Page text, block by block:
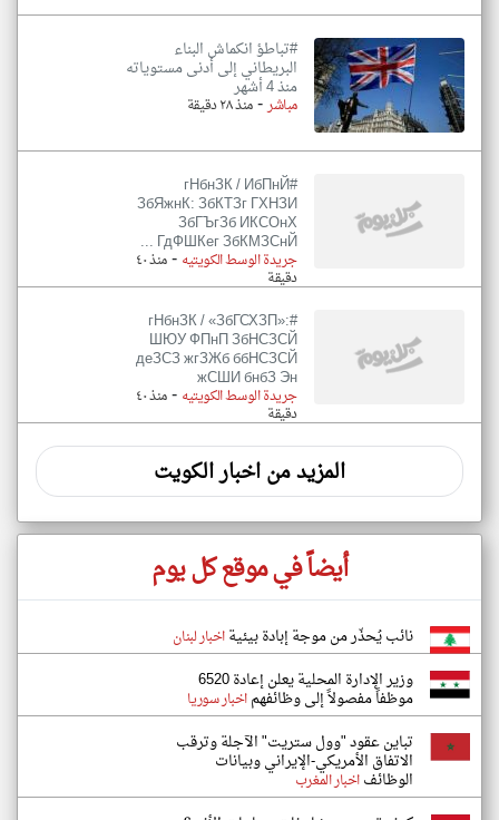
#تباطؤ انكماش البناء
البريطاني إلى أدنى مستوياته
منذ 4 أشهر
مباشر-منذ ٢٨ دقيقة
#гНбнЗК / ИбПнЙ
ЗбЯжнК: ЗбКТЗг ГХНЗИ
ЗбГЪгЗб ИКСОнХ
ГдФШКег ЗбКМЗСнЙ ...
جريدة الوسط الكويتيه - منذ ٤٠
دقيقة
#гНбнЗК / «ЗбГСХЗП»:
ШЮУ ФПнП ЗбНСЗСЙ
деЗСЗ жгЗЖб ббНСЗСЙ
жСШИ бнбЗ Эн
جريدة الوسط الكويتيه - منذ ٤٠
دقيقة
المزيد من اخبار الكويت
أيضاً في موقع كل يوم
نائب يُحذّر من موجة إبادة بيئيةاخبار لبنان
وزير الإدارة المحلية يعلن إعادة 6520
موظفاً مفصولاً إلى ‏وظائفهماخبار سوريا
تباين عقود "وول ستريت" الآجلة وترقب
الاتفاق الأمريكي-الإيراني وبيانات
الوظائفاخبار المغرب